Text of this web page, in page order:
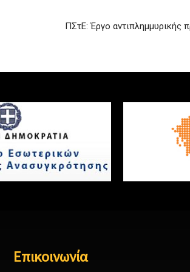
ΠΣτΕ: Έργο
Επικοινωνία